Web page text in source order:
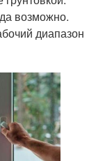
возможно.
диапазон